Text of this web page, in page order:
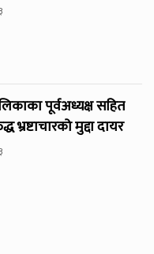
पूर्वअध्यक्ष सहित
भ्रष्टाचारको मुद्दा दायर